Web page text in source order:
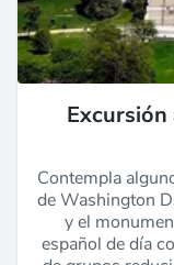
Contempla
de Washington
y el
español de día